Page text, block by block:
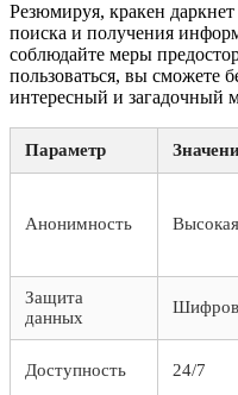
Резюмируя, кракен
поиска и получения
соблюдайте меры
пользоваться, вы сможете
интересный и загадочный
Параметр
Анонимность Высокая
Защита
данных
Доступность 24/7